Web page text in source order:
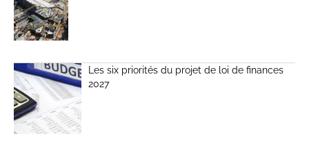
Les six priorités du projet de loi de finances
2027